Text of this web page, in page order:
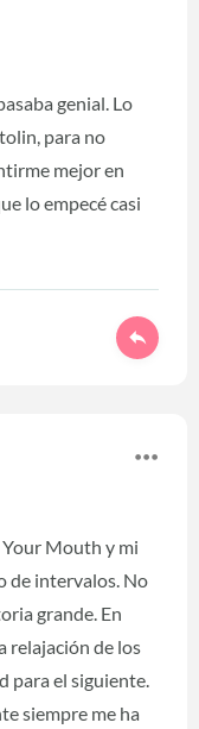
genial. Lo
para no
mejor en
lo empecé casi
Mouth y mi
de intervalos. No
grande. En
relajación de los
para el siguiente.
siempre me ha